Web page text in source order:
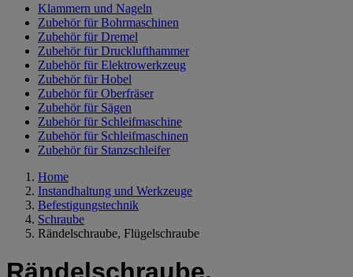
Klammern und Nageln
Zubehör für Bohrmaschinen
Zubehör für Dremel
Zubehör für Drucklufthammer
Zubehör für Elektrowerkzeug
Zubehör für Hobel
Zubehör für Oberfräser
Zubehör für Sägen
Zubehör für Schleifmaschine
Zubehör für Schleifmaschinen
Zubehör für Stanzschleifer
Home
Instandhaltung und Werkzeuge
Befestigungstechnik
Schraube
Rändelschraube, Flügelschraube